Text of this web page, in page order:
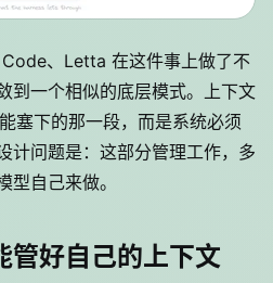
、Letta 在这件事上做了不
到一个相似的底层模式。上下文
塞下的那一段，而是系统必须
计问题是：这部分管理工作，多
型自己来做。
管好自己的上下文